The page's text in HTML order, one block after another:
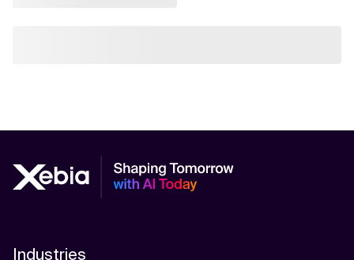
Industries